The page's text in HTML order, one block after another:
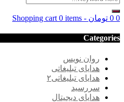
Shopping cart 0 items - 0 تومان 0
Categories
روان نویس
هدایای تبلیغاتی
هدایای تبلیغاتی۲
سررسید
هدایای دیجیتال